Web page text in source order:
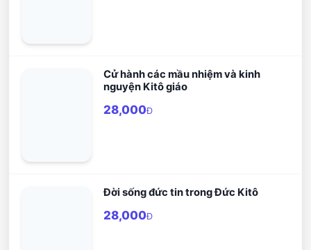
Cử hành các mầu nhiệm và kinh
nguyện Kitô giáo
28,000Đ
Đời sống đức tin trong Đức Kitô
28,000Đ